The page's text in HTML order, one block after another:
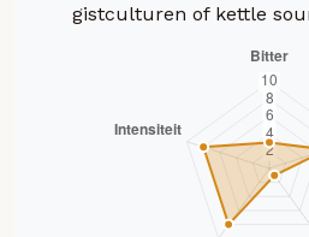
gistculturen of kettle